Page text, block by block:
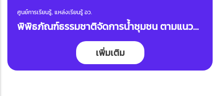
ศูนย์การเรียนรู้, แหล่งเรียนรู้ อว.
พิพิธภัณฑ์ธรรมชาติจัดการน้ำชุมชน ตามแนว
พระราชดำริกลุ่มบริหารจัดการน้ำชุมชนตำบล
เพิ่มเติม